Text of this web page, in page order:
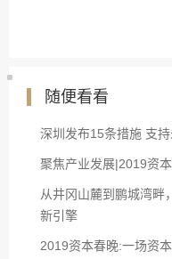
随便看看
深圳发布15条措施 支
聚焦产业发展|2019资
从井冈山麓到鹏城湾畔
新引擎
2019资本春晚:一场资